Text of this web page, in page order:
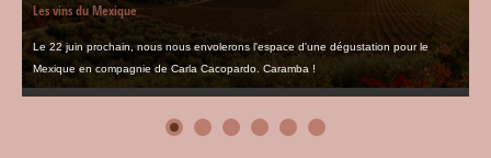
Les vins du Mexique
Le 22 juin prochain, nous nous envolerons l'espace d'une dégustation pour le
Mexique en compagnie de Carla Cacopardo. Caramba !